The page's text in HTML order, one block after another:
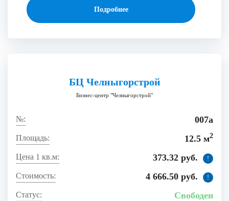
Подробнее
БЦ Челныгорстрой
Бизнес-центр "Челныгорстрой"
007а
12.5 м2
373.32 руб. !
4 666.50 руб. !
Свободен